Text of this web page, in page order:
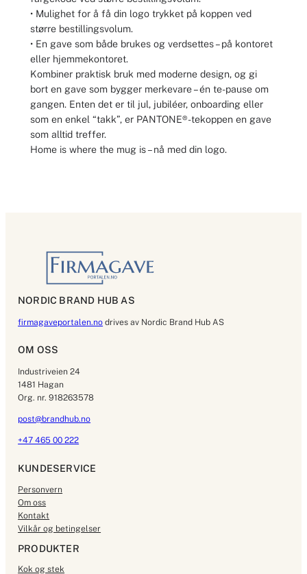
• Mulighet for å få din logo trykket på koppen ved
større bestillingsvolum.
• En gave som både brukes og verdsettes – på kontoret
eller hjemmekontoret.
Kombiner praktisk bruk med moderne design, og gi
bort en gave som bygger merkevare – én te-pause om
gangen. Enten det er til jul, jubiléer, onboarding eller
som en enkel “takk”, er PANTONE®-tekoppen en gave
som alltid treffer.
Home is where the mug is – nå med din logo.
NORDIC BRAND HUB AS
firmagaveportalen.no drives av Nordic Brand Hub AS
OM OSS
Industriveien 24
1481 Hagan
Org. nr. 918263578
post@brandhub.no
+47 465 00 222
KUNDESERVICE
Personvern
Om oss
Kontakt
Vilkår og betingelser
PRODUKTER
Kok og stek